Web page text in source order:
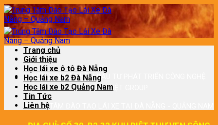
Skip
to
content
CÔNG TY CỔ PHẦN ĐẦU TƯ PHÁT TRIỂN CÔNG NGHỆ
NAM VIỆT GROUP
TRUNG TÂM ĐÀO TẠO LÁI XE TẠI ĐÀ NẴNG - QUẢNG NAM
Trang chủ
Giới thiệu
Học lái xe ô tô Đà Nẵng
Học lái xe b2 Đà Nẵng
Học lái xe b2 Quảng Nam
Tin Tức
Liên hệ